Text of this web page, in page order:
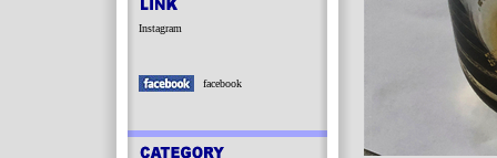
Instagram
facebook